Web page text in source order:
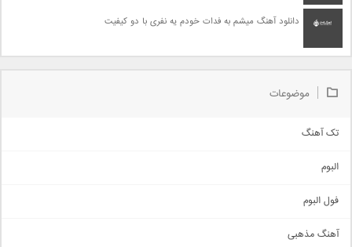
دانلود آهنگ میشم به فدات خودم یه نفری با دو کیفیت
موضوعات
تک آهنگ
اجتماعی
حماسی
البوم
فول البوم
آهنگ مذهبی